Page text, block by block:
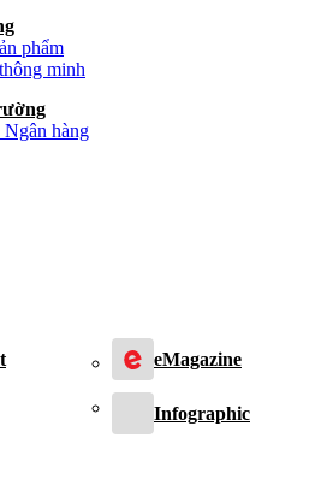
phẩm
minh
hàng
eMagazine
Infographic